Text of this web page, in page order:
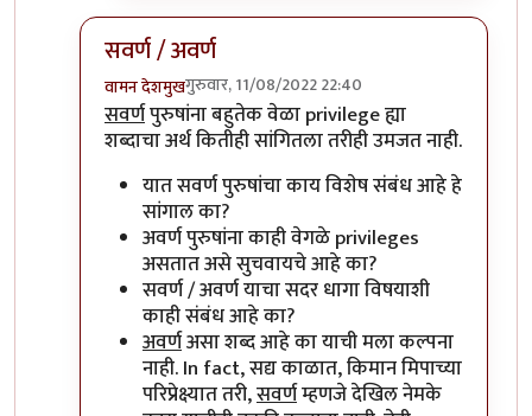
सवर्ण / अवर्ण
वामन देशमुखगुरुवार, 11/08/2022 22:40
In reply toPrivileged sir,byभृशुंडी
सवर्णपुरुषांना बहुतेक वेळा privilege ह्या
शब्दाचा अर्थ कितीही सांगितला तरीही उमजत नाही.
यात सवर्ण पुरुषांचा काय विशेष संबंध आहे हे
सांगाल का?
अवर्ण पुरुषांना काही वेगळे privileges
असतात असे सुचवायचे आहे का?
सवर्ण / अवर्ण याचा सदर धागा विषयाशी
काही संबंध आहे का?
अवर्णअसा शब्द आहे का याची मला कल्पना
नाही. In fact, सद्य काळात, किमान मिपाच्या
परिप्रेक्ष्यात तरी,सवर्णम्हणजे देखिल नेमके